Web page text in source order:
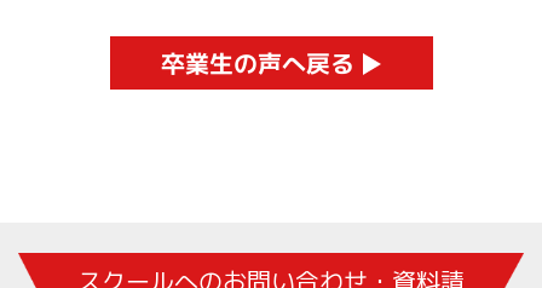
卒業生の声へ戻る
スクールへのお問い合わせ・資料請